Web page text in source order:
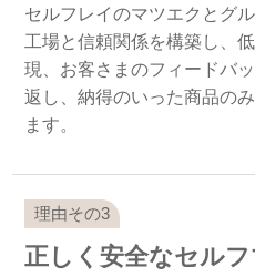
セルフレイのマツエクとグ
工場と信頼関係を構築し、
現、お客さまのフィードバ
返し、納得のいった商品の
ます。
正しく安全なセル